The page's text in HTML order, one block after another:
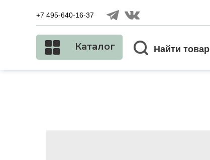
Каталог Найти товар
+7 495-640-16-37